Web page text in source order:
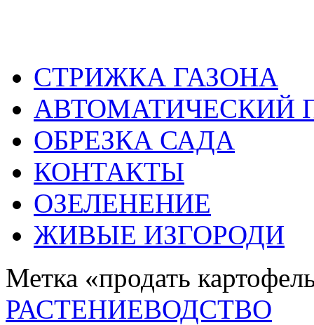
СТРИЖКА ГАЗОНА
АВТОМАТИЧЕСКИЙ
ОБРЕЗКА САДА
КОНТАКТЫ
ОЗЕЛЕНЕНИЕ
ЖИВЫЕ ИЗГОРОДИ
Метка «продать
РАСТЕНИЕВОДСТВО